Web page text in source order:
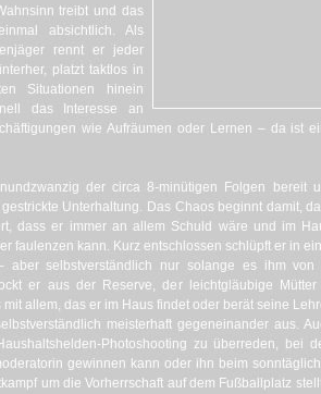
treibt und das
absichtlich. Als
rennt er jeder
platzt taktlos in
Situationen hinein
das Interesse an
wie Aufräumen oder Lernen – da ist
der circa 8-minütigen Folgen bereit
Unterhaltung. Das Chaos beginnt damit,
dass er immer an allem Schuld wäre und im
faulenzen kann. Kurz entschlossen schlüpft er in
aber selbstverständlich nur solange es ihm
er aus der Reserve, der leichtgläubige
mit allem, das er im Haus findet oder berät seine
meisterhaft gegeneinander aus.
Photoshooting zu überreden, bei
gewinnen kann oder ihn beim
um die Vorherrschaft auf dem Fußballplatz